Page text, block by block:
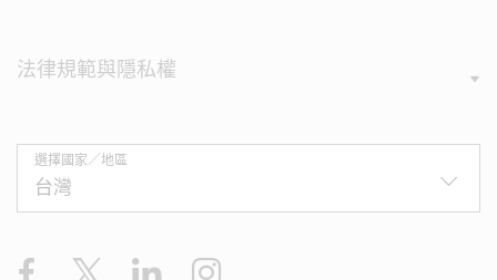
法律規範與隱私權
選擇國家／地區
Facebook LinkedIn